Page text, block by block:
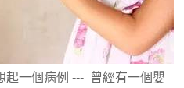
起一個病例 --- 曾經有一個嬰